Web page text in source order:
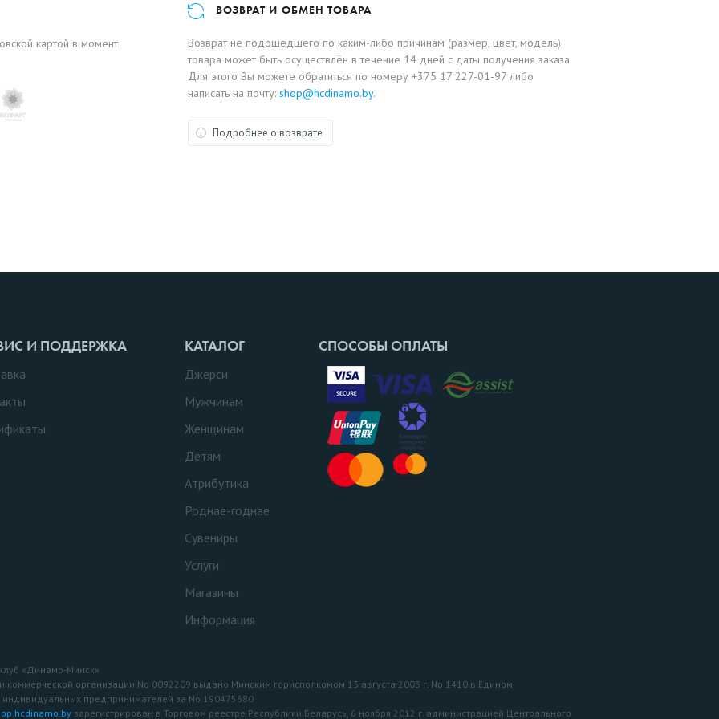
картой в момент
ВОЗВРАТ И ОБМЕН ТОВАРА
Возврат не подошедшего по каким-либо причинам (размер, цвет, модель)
товара может быть осуществлён в течение 14 дней с даты получения заказа.
Для этого Вы можете обратиться по номеру +375 17 227-01-97 либо
написать на почту: shop@hcdinamo.by.
Подробнее о возврате
И ПОДДЕРЖКА КАТАЛОГ
Джерси
Мужчинам
Женщинам
Детям
Атрибутика
Роднае-годнае
Сувениры
Услуги
Магазины
Информация
СПОСОБЫ ОПЛАТЫ
«Динамо-Минск»
коммерческой организации No 0092209 выдано Минским горисполкомом 13 августа 2003 г. No 1410 в Едином
предпринимателей за No 190475680
зарегистрирован в Торговом реестре Республики Беларусь, 6 ноября 2012 г. администрацией Центрального